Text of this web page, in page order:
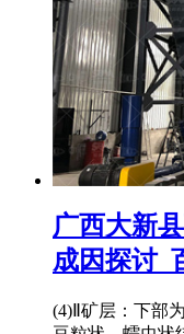
广西大新
成因探讨_
(4)Ⅱ矿层：下部